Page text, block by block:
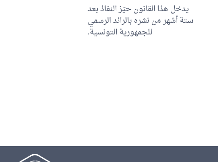
يدخل هذا القانون حيّز النفاذ بعد
ستة أشهر من نشره بالرائد الرسمي
للجمهورية التونسية.